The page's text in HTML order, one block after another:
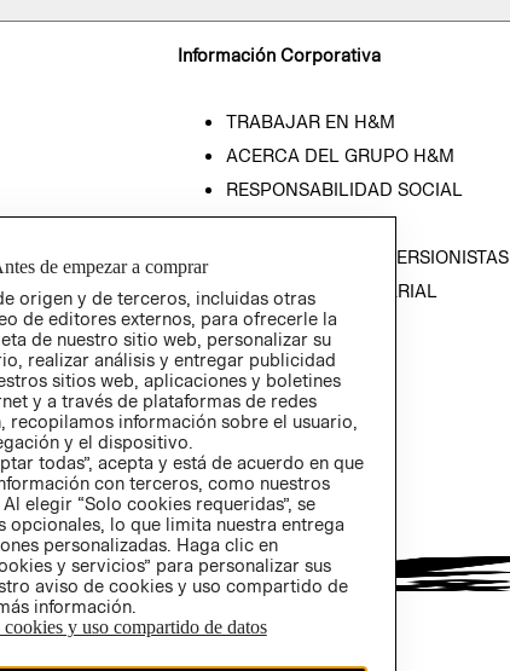
Información Corporativa
TRABAJAR EN H&M
ACERCA DEL GRUPO H&M
RESPONSABILIDAD SOCIAL
PRENSA
RELACIÓN CON INVERSIONISTAS
POLÍTICA EMPRESARIAL
de empezar a comprar
origen y de terceros, incluidas otras
de editores externos, para ofrecerle la
de nuestro sitio web, personalizar su
realizar análisis y entregar publicidad
sitios web, aplicaciones y boletines
y a través de plataformas de redes
recopilamos información sobre el usuario,
y el dispositivo.
todas”, acepta y está de acuerdo en que
con terceros, como nuestros
elegir “Solo cookies requeridas”, se
opcionales, lo que limita nuestra entrega
personalizadas. Haga clic en
y servicios” para personalizar sus
aviso de cookies y uso compartido de
información.
y uso compartido de datos